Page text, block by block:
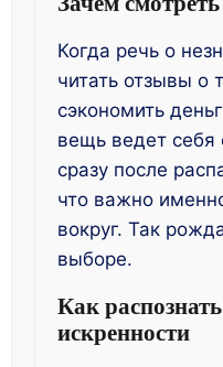
Когда речь о
читать отзывы о
сэкономить
вещь ведет себя
сразу после
что важно
вокруг. Так
выборе.
Как
искренности